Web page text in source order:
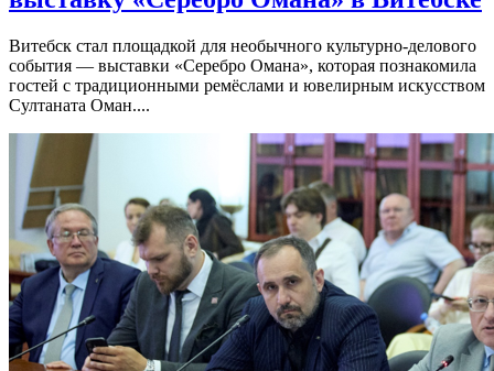
Витебск стал площадкой для необычного культурно-делового
события — выставки «Серебро Омана», которая познакомила
гостей с традиционными ремёслами и ювелирным искусством
Султаната Оман....